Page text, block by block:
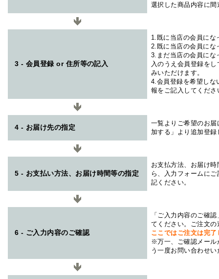
選択した商品内容に
3 - 会員登録 or 住所等の記入
1.既に当店の会員にな
2.既に当店の会員にな
3.まだ当店の会員にな
入のうえ会員登録を
みいただけます。
4.会員登録を希望しな
報をご記入してくださ
4 - お届け先の指定
一覧よりご希望のお
加する」より追加登
5 - お支払い方法、お届け時間等の指定
お支払方法、お届け
ら、入力フォームに
記ください。
6 - ご入力内容のご確認
「ご入力内容のご確
てください。ご注文
ここではご注文は完
※万一、ご確認メール
う一度お問い合わせ